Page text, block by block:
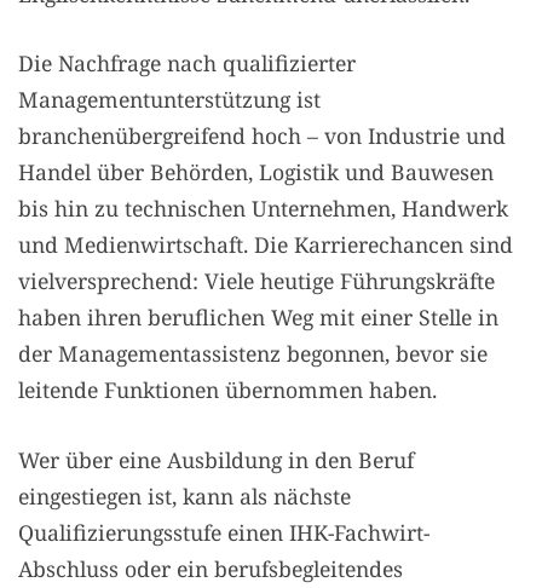
Die Nachfrage nach qualifizierter
Managementunterstützung ist
branchenübergreifend hoch – von Industrie und
Handel über Behörden, Logistik und Bauwesen
bis hin zu technischen Unternehmen, Handwerk
und Medienwirtschaft. Die Karrierechancen sind
vielversprechend: Viele heutige Führungskräfte
haben ihren beruflichen Weg mit einer Stelle in
der Managementassistenz begonnen, bevor sie
leitende Funktionen übernommen haben.
Wer über eine Ausbildung in den Beruf
eingestiegen ist, kann als nächste
Qualifizierungsstufe einen IHK-Fachwirt-
Abschluss oder ein berufsbegleitendes